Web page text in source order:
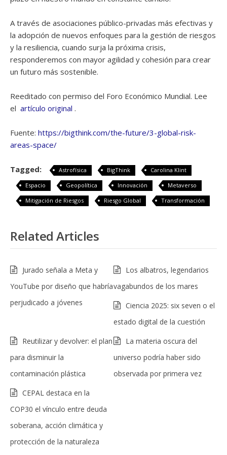
A través de asociaciones público-privadas más efectivas y
la adopción de nuevos enfoques para la gestión de riesgos
y la resiliencia, cuando surja la próxima crisis,
responderemos con mayor agilidad y cohesión para crear
un futuro más sostenible.
Reeditado con permiso del Foro Económico Mundial. Lee
el artículo original .
Fuente: https://bigthink.com/the-future/3-global-risk-
areas-space/
Tagged: Astrofísica BigThink
Carolina Klint
Espacio
Geopolítica Innovación
Metaverso
Mitigación de Riesgos
Riesgo Global Transformación
Related Articles
Jurado señala a Meta y
YouTube por diseño que habría
perjudicado a jóvenes
Los albatros, legendarios
vagabundos de los mares
Ciencia 2025: six seven o el
estado digital de la cuestión
Reutilizar y devolver: el plan
para disminuir la
contaminación plástica
La materia oscura del
universo podría haber sido
observada por primera vez
CEPAL destaca en la
COP30 el vínculo entre deuda
soberana, acción climática y
protección de la naturaleza